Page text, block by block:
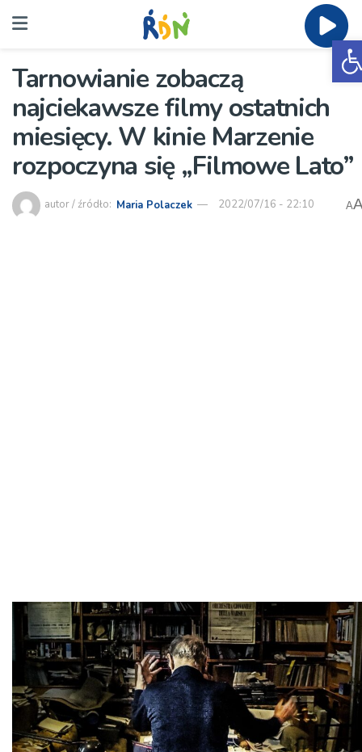
Tarnowianie zobaczą
najciekawsze filmy ostatnich
miesięcy. W kinie Marzenie
rozpoczyna się „Filmowe Lato”
autor / źródło: Maria Polaczek 2022/07/16 - 22:10 A